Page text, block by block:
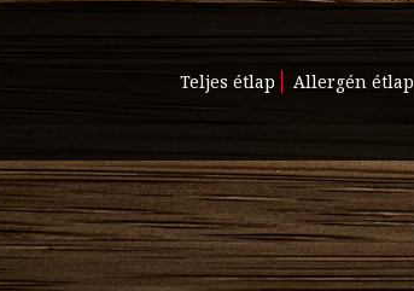
Teljes étlap Allergén étlap